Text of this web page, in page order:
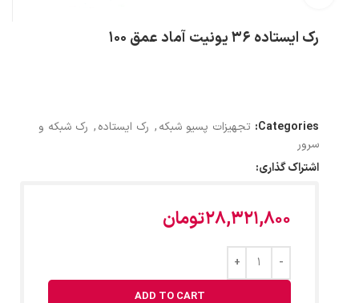
رک ایستاده 36 یونیت آماد عمق 100
Categories: تجهیزات پسیو شبکه, رک ایستاده, رک شبکه و
سرور
اشتراک گذاری:
28,321,800تومان
ADD TO CART